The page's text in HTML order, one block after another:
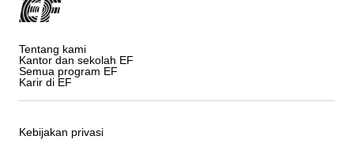
Tentang kami
Kantor dan sekolah EF
Semua program EF
Karir di EF
Kebijakan privasi